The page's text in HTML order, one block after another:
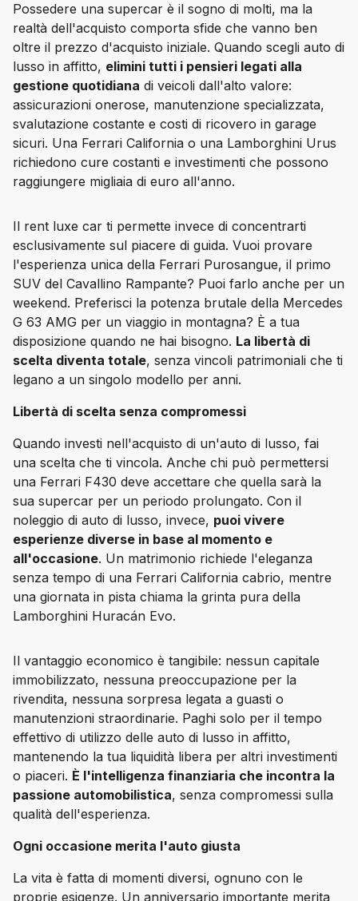
Possedere una supercar è il sogno di molti, ma la
realtà dell'acquisto comporta sfide che vanno ben
oltre il prezzo d'acquisto iniziale. Quando scegli auto di
lusso in affitto, elimini tutti i pensieri legati alla
gestione quotidiana di veicoli dall'alto valore:
assicurazioni onerose, manutenzione specializzata,
svalutazione costante e costi di ricovero in garage
sicuri. Una Ferrari California o una Lamborghini Urus
richiedono cure costanti e investimenti che possono
raggiungere migliaia di euro all'anno.
Il rent luxe car ti permette invece di concentrarti
esclusivamente sul piacere di guida. Vuoi provare
l'esperienza unica della Ferrari Purosangue, il primo
SUV del Cavallino Rampante? Puoi farlo anche per un
weekend. Preferisci la potenza brutale della Mercedes
G 63 AMG per un viaggio in montagna? È a tua
disposizione quando ne hai bisogno. La libertà di
scelta diventa totale, senza vincoli patrimoniali che ti
legano a un singolo modello per anni.
Libertà di scelta senza compromessi
Quando investi nell'acquisto di un'auto di lusso, fai
una scelta che ti vincola. Anche chi può permettersi
una Ferrari F430 deve accettare che quella sarà la
sua supercar per un periodo prolungato. Con il
noleggio di auto di lusso, invece, puoi vivere
esperienze diverse in base al momento e
all'occasione. Un matrimonio richiede l'eleganza
senza tempo di una Ferrari California cabrio, mentre
una giornata in pista chiama la grinta pura della
Lamborghini Huracán Evo.
Il vantaggio economico è tangibile: nessun capitale
immobilizzato, nessuna preoccupazione per la
rivendita, nessuna sorpresa legata a guasti o
manutenzioni straordinarie. Paghi solo per il tempo
effettivo di utilizzo delle auto di lusso in affitto,
mantenendo la tua liquidità libera per altri investimenti
o piaceri. È l'intelligenza finanziaria che incontra la
passione automobilistica, senza compromessi sulla
qualità dell'esperienza.
Ogni occasione merita l'auto giusta
La vita è fatta di momenti diversi, ognuno con le
proprie esigenze. Un anniversario importante merita